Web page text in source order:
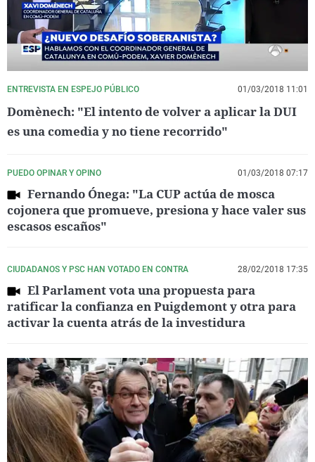
ENTREVISTA EN ESPEJO PÚBLICO 01/03/2018 11:01
Domènech: "El intento de volver a aplicar la DUI
es una comedia y no tiene recorrido"
PUEDO OPINAR Y OPINO 01/03/2018 07:17
Fernando Ónega: "La CUP actúa de mosca
cojonera que promueve, presiona y hace valer sus
escasos escaños"
CIUDADANOS Y PSC HAN VOTADO EN CONTRA 28/02/2018 17:35
El Parlament vota una propuesta para
ratificar la confianza en Puigdemont y otra para
activar la cuenta atrás de la investidura